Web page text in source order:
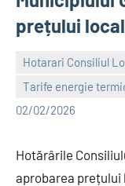
prețului
Hotarari Consiliul
Tarife energie
02/02/2026
Alexandru
Hotărârile
aprobarea